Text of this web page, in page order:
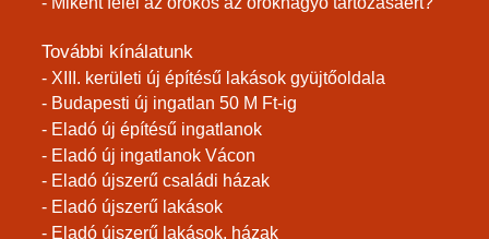
További kínálatunk
- XIII. kerületi új építésű lakások gyüjtőoldala
- Budapesti új ingatlan 50 M Ft-ig
- Eladó új építésű ingatlanok
- Eladó új ingatlanok Vácon
- Eladó újszerű családi házak
- Eladó újszerű lakások
- Eladó újszerű lakások, házak